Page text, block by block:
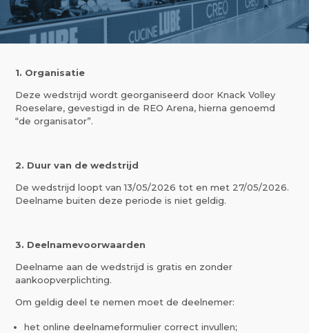
1. Organisatie
Deze wedstrijd wordt georganiseerd door Knack Volley
Roeselare, gevestigd in de REO Arena, hierna genoemd
“de organisator”.
2. Duur van de wedstrijd
De wedstrijd loopt van 13/05/2026 tot en met 27/05/2026.
Deelname buiten deze periode is niet geldig.
3. Deelnamevoorwaarden
Deelname aan de wedstrijd is gratis en zonder
aankoopverplichting.
Om geldig deel te nemen moet de deelnemer:
het online deelnameformulier correct invullen;